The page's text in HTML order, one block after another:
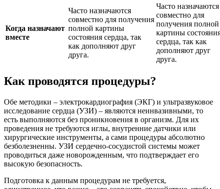
Когда назначают
вместе
Часто назначаются
совместно для получения
полной картины
состояния сердца, так
как дополняют друг
друга.
Часто назначаются
совместно для
получения полной
картины
сердца, так как
дополняют друг
друга.
Как проводятся процедуры?
Обе методики – электрокардиография (ЭКГ) и ультразвуковое
исследование сердца (УЗИ) – являются неинвазивными, то
есть выполняются без проникновения в организм. Для их
проведения не требуются иглы, внутренние датчики или
хирургические инструменты, а сами процедуры абсолютно
безболезненны. УЗИ сердечно-сосудистой системы может
проводиться даже новорожденным, что подтверждает его
высокую безопасность.
Подготовка к данным процедурам не требуется,